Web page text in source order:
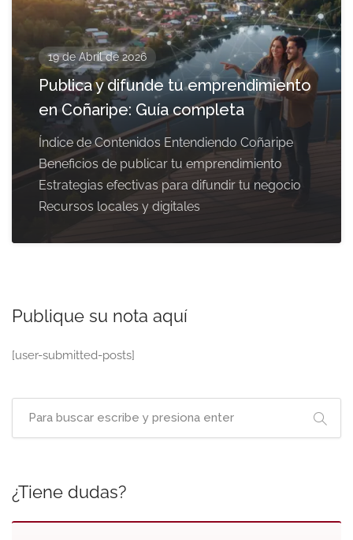
19 de Abril de 2026
Publica y difunde tu emprendimiento
en Coñaripe: Guía completa
Índice de Contenidos Entendiendo Coñaripe
Beneficios de publicar tu emprendimiento
Estrategias efectivas para difundir tu negocio
Recursos locales y digitales
Publique su nota aquí
[user-submitted-posts]
¿Tiene dudas?